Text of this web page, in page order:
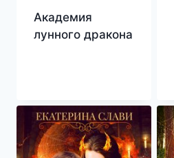
Академия
лунного дракона